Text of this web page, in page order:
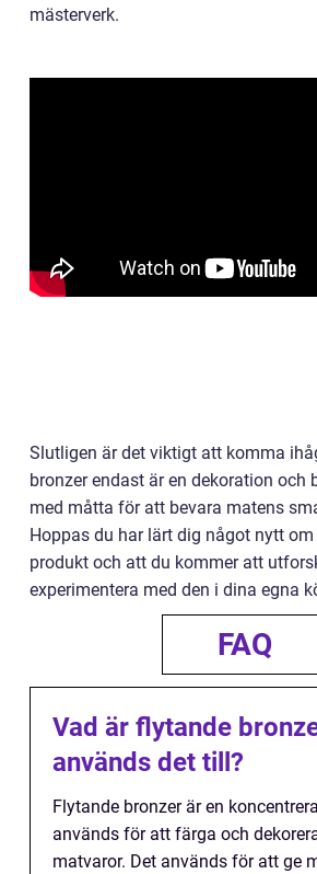
mästerverk.
Slutligen är det viktigt att komma
bronzer endast är en dekoration och
med måtta för att bevara matens
Hoppas du har lärt dig något nytt
produkt och att du kommer att
experimentera med den i dina egna
FAQ
Vad är flytande
används det till?
Flytande bronzer är en
används för att färga och
matvaror. Det används för att ge